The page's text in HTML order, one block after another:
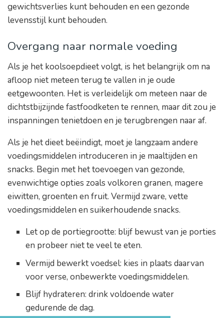
gewichtsverlies kunt behouden en een gezonde
levensstijl kunt behouden.
Overgang naar normale voeding
Als je het koolsoepdieet volgt, is het belangrijk om na
afloop niet meteen terug te vallen in je oude
eetgewoonten. Het is verleidelijk om meteen naar de
dichtstbijzijnde fastfoodketen te rennen, maar dit zou je
inspanningen tenietdoen en je terugbrengen naar af.
Als je het dieet beëindigt, moet je langzaam andere
voedingsmiddelen introduceren in je maaltijden en
snacks. Begin met het toevoegen van gezonde,
evenwichtige opties zoals volkoren granen, magere
eiwitten, groenten en fruit. Vermijd zware, vette
voedingsmiddelen en suikerhoudende snacks.
Let op de portiegrootte: blijf bewust van je porties
en probeer niet te veel te eten.
Vermijd bewerkt voedsel: kies in plaats daarvan
voor verse, onbewerkte voedingsmiddelen.
Blijf hydrateren: drink voldoende water
gedurende de dag.